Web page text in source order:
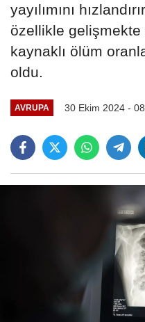
yayılımını
özellikle
kaynaklı ölüm
oldu.
AVRUPA 30 Ekim 2024 -